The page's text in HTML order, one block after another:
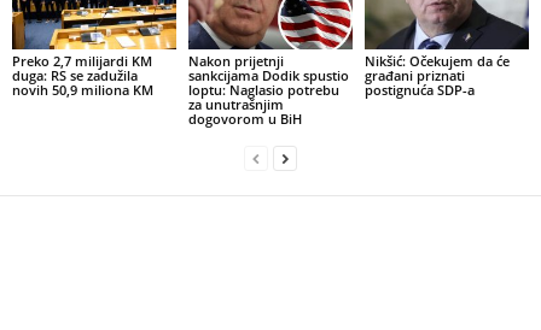
Preko 2,7 milijardi KM
duga: RS se zadužila
novih 50,9 miliona KM
Nakon prijetnji
sankcijama Dodik spustio
loptu: Naglasio potrebu
za unutrašnjim
dogovorom u BiH
Nikšić: Očekujem da će
građani priznati
postignuća SDP-a